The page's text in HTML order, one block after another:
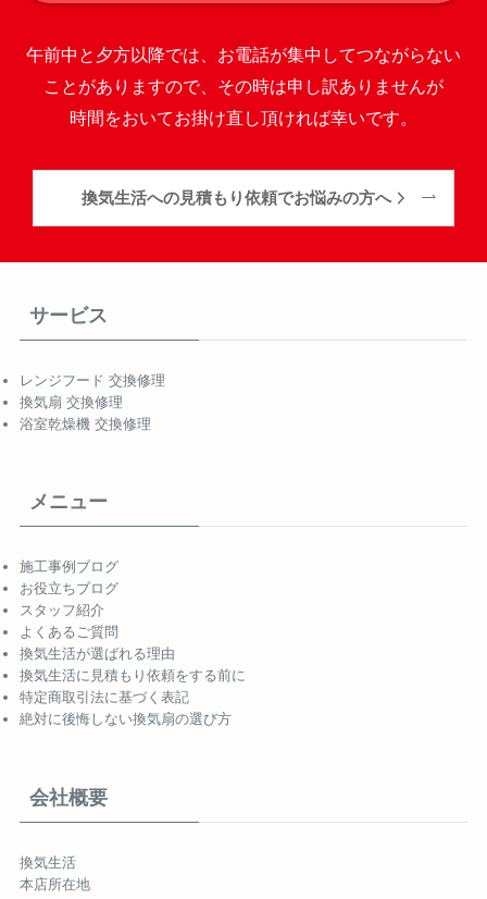
午前中と夕方以降では、お電話が集中してつながらない
ことがありますので、その時は申し訳ありませんが
時間をおいてお掛け直し頂ければ幸いです。
換気生活への見積もり依頼でお悩みの方へ
サービス
レンジフード 交換修理
換気扇 交換修理
浴室乾燥機 交換修理
メニュー
施工事例ブログ
お役立ちブログ
スタッフ紹介
よくあるご質問
換気生活が選ばれる理由
換気生活に見積もり依頼をする前に
特定商取引法に基づく表記
絶対に後悔しない換気扇の選び方
会社概要
換気生活
本店所在地